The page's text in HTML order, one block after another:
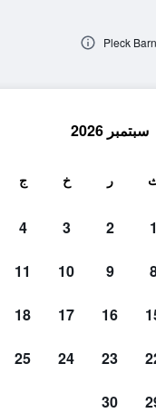
سبتمبر 2026
ر خ ج
1
2
3
4
9
10
11
16
17
18
23
24
25
30